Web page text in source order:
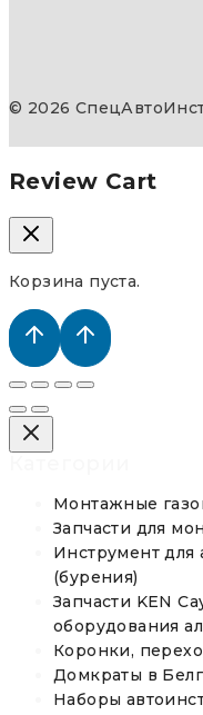
© 2026
Review Cart
Корзина пуста.
Монтажные
Запчасти для
Инструмент для
(бурения)
Запчасти KEN
оборудования
Коронки,
Домкраты в
Наборы